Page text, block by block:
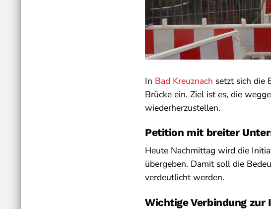
In Bad Kreuznach setzt sich die
Brücke ein. Ziel ist es, die
wiederherzustellen.
Petition mit breiter
Heute Nachmittag wird die
übergeben. Damit soll die
verdeutlicht werden.
Wichtige Verbindung zur